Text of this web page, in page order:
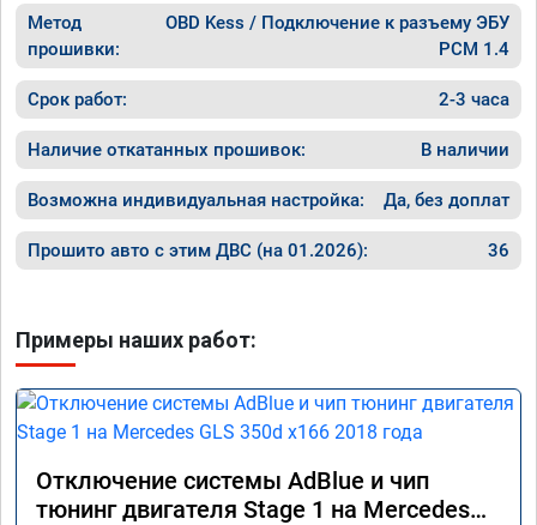
Метод
прошивки:
OBD Kess / Подключение к разъему ЭБУ
PCM 1.4
Срок работ: 2-3 часа
Наличие откатанных прошивок: В наличии
Возможна индивидуальная настройка: Да, без доплат
Прошито авто с этим ДВС (на 01.2026): 36
Примеры наших работ:
Отключение системы AdBlue и чип
тюнинг двигателя Stage 1 на Mercedes